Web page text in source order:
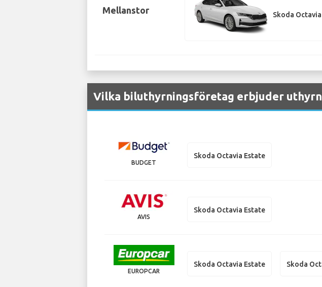
Mellanstor Skoda Octavia
Vilka biluthyrningsföretag erbjuder
BUDGET
Skoda Octavia Estate
AVIS
Skoda Octavia Estate
EUROPCAR
Skoda Octavia Estate Skoda